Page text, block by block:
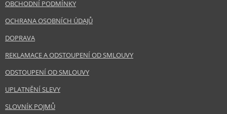
OBCHODNÍ PODMÍNKY
OCHRANA OSOBNÍCH ÚDAJŮ
DOPRAVA
REKLAMACE A ODSTOUPENÍ OD SMLOUVY
ODSTOUPENÍ OD SMLOUVY
UPLATNĚNÍ SLEVY
SLOVNÍK POJMŮ